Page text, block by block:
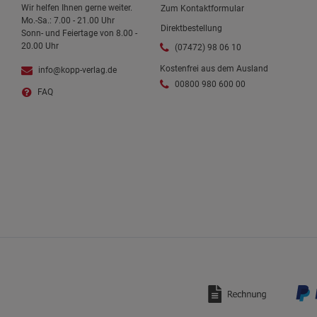
Wir helfen Ihnen gerne weiter.
Mo.-Sa.: 7.00 - 21.00 Uhr
Sonn- und Feiertage von 8.00 -
20.00 Uhr
info@kopp-verlag.de
FAQ
Zum Kontaktformular
Direktbestellung
(07472) 98 06 10
Kostenfrei aus dem Ausland
00800 980 600 00